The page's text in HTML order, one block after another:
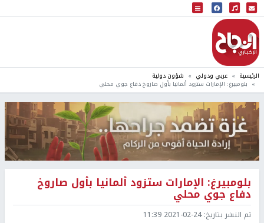
البث المباشر
إذاعة النجاح
الرئيسية عربي ودولي شؤون دولية
بلومبيرغ: الإمارات ستزود ألمانيا بأول صاروخ دفاع جوي محلي
بلومبيرغ: الإمارات ستزود ألمانيا بأول صاروخ
دفاع جوي محلي
تم النشر بتاريخ:2021-02-24 11:39